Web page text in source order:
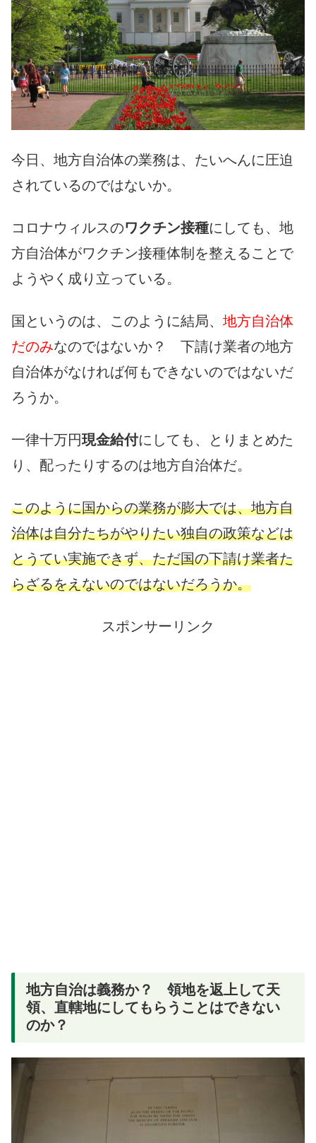
今日、地方自治体の業務は、たいへんに圧迫
されているのではないか。
コロナウィルスのワクチン接種にしても、地
方自治体がワクチン接種体制を整えることで
ようやく成り立っている。
国というのは、このように結局、 地方自治体
だのみなのではないか？ 下請け業者の地方
自治体がなければ何もできないのではないだ
ろうか。
一律十万円現金給付にしても、とりまとめた
り、配ったりするのは地方自治体だ。
このように国からの業務が膨大では、地方自
治体は自分たちがやりたい独自の政策などは
とうてい実施できず、ただ国の下請け業者た
らざるをえないのではないだろうか。
スポンサーリンク
地方自治は義務か？ 領地を返上して天
領、直轄地にしてもらうことはできない
のか？